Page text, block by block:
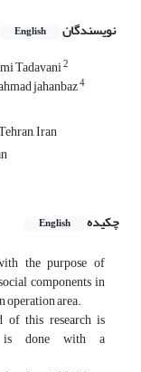
نویسندگان English
Tadavani2
jahanbaz4
Iran
چکیده
English
the purpose of
components in
operation area.
of this research is
is done with a